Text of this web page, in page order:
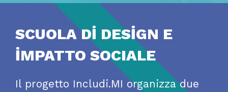
SCUOLA Dİ DESİGN E
İMPATTO SOCIALE
Il progetto Includi.MI organizza due